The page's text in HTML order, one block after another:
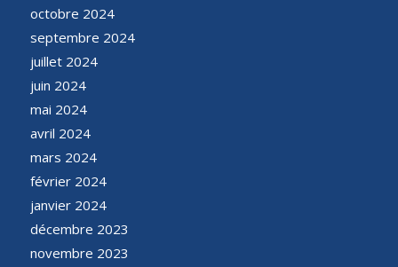
octobre 2024
septembre 2024
juillet 2024
juin 2024
mai 2024
avril 2024
mars 2024
février 2024
janvier 2024
décembre 2023
novembre 2023